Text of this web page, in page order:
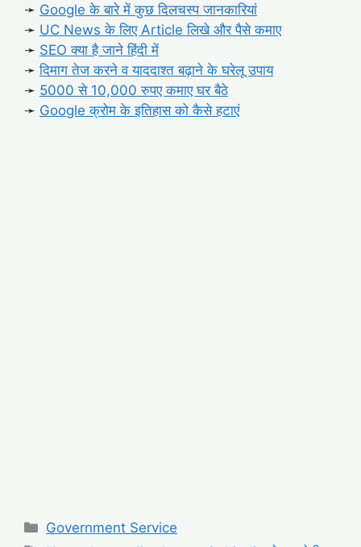
➛ Google के बारे में कुछ दिलचस्प जानकारियां
➛ UC News के लिए Article लिखे और पैसे कमाए
➛ SEO क्या है जाने हिंदी में
➛दिमाग तेज करने व याददाश्त बढ़ाने के घरेलू उपाय
➛ 5000 से 10,000 रुपए कमाए घर बैठे
➛ Google क्रोम के इतिहास को कैसे हटाएं
Categories
Government Service